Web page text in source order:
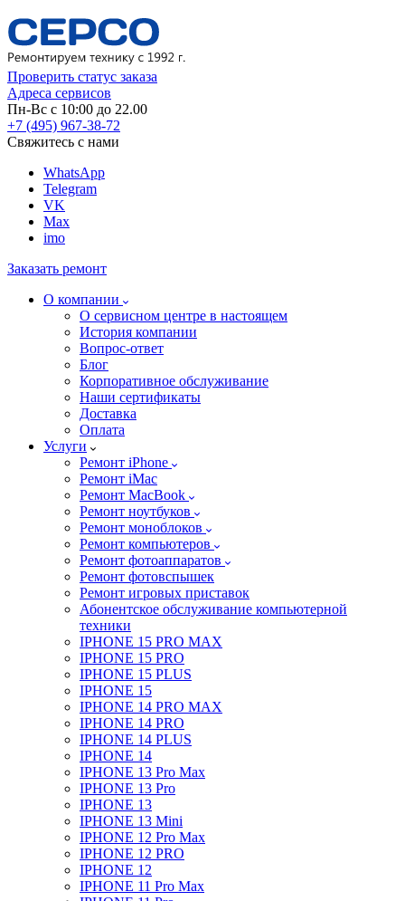
Проверить статус заказа
Адреса сервисов
Пн-Вс с 10:00 до 22.00
+7 (495) 967-38-72
Свяжитесь с нами
WhatsApp
Telegram
VK
Max
imo
Заказать ремонт
О компании
О сервисном центре в настоящем
История компании
Вопрос-ответ
Блог
Корпоративное обслуживание
Наши сертификаты
Доставка
Оплата
Услуги
Ремонт iPhone
Ремонт iMac
Ремонт MacBook
Ремонт ноутбуков
Ремонт моноблоков
Ремонт компьютеров
Ремонт фотоаппаратов
Ремонт фотовспышек
Ремонт игровых приставок
Абонентское обслуживание компьютерной
техники
IPHONE 15 PRO MAX
IPHONE 15 PRO
IPHONE 15 PLUS
IPHONE 15
IPHONE 14 PRO MAX
IPHONE 14 PRO
IPHONE 14 PLUS
IPHONE 14
IPHONE 13 Pro Max
IPHONE 13 Pro
IPHONE 13
IPHONE 13 Mini
IPHONE 12 Pro Max
IPHONE 12 PRO
IPHONE 12
IPHONE 11 Pro Max